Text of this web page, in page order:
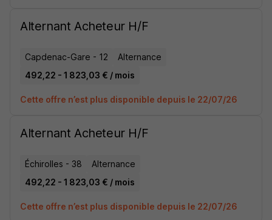
Alternant Acheteur H/F
Capdenac-Gare - 12
Alternance
492,22 - 1 823,03 € / mois
Cette offre n’est plus disponible depuis le 22/07/26
Alternant Acheteur H/F
Échirolles - 38
Alternance
492,22 - 1 823,03 € / mois
Cette offre n’est plus disponible depuis le 22/07/26